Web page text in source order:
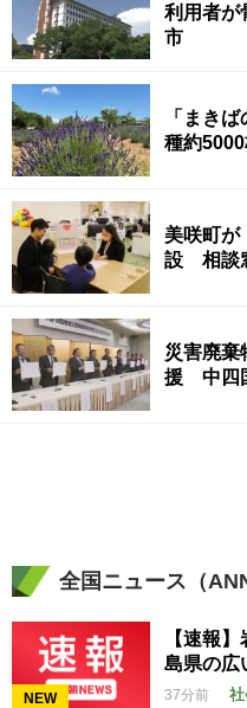
利用者
市
「まき
種約
美咲町が
設 相談
災害廃棄
援 中四
全国ニュース（
NEW
【速報
島県の広
37分前